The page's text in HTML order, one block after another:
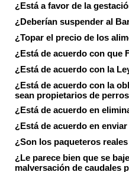
¿Está a favor de la
¿Deberían suspender al
¿Topar el precio de los
¿Está de acuerdo con que
¿Está de acuerdo con la
¿Está de acuerdo con la
sean propietarios de
¿Está de acuerdo en
¿Está de acuerdo en
¿Son los paqueteros
¿Le parece bien que se
malversación de caudales